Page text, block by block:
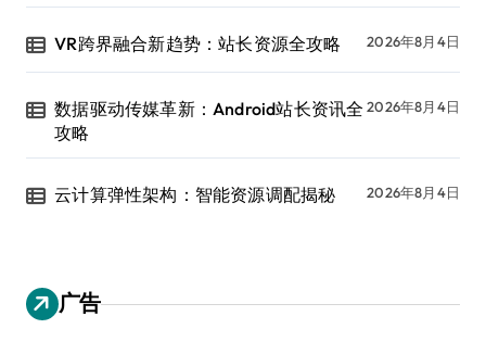
VR跨界融合新趋势：站长资源全攻略 2026年8月4日
数据驱动传媒革新：Android站长资讯全
攻略
2026年8月4日
云计算弹性架构：智能资源调配揭秘 2026年8月4日
广告